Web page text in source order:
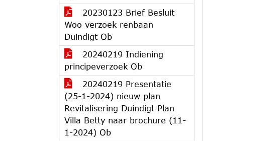
20230123 Brief Besluit
Woo verzoek renbaan
Duindigt Ob
20240219 Indiening
principeverzoek Ob
20240219 Presentatie
(25-1-2024) nieuw plan
Revitalisering Duindigt Plan
Villa Betty naar brochure (11-
1-2024) Ob